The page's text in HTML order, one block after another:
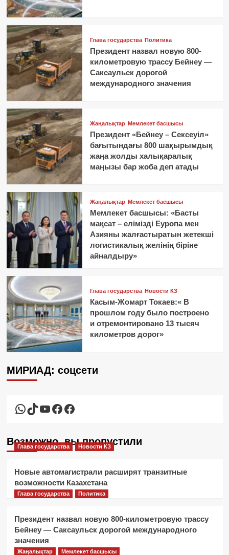
Глава государства Политика
Президент назвал новую 800-
километровую трассу Бейнеу —
Саксаульск дорогой
международного значения
Жаңалықтар Мемлекет басшысы
Президент «Бейнеу – Сексеуіл»
бағытындағы 800 шақырымдық
жаңа жолды халықаралық
маңызы бар жоба деп атады
Жаңалықтар Мемлекет басшысы
Мемлекет басшысы: «Басты
мақсат – елімізді Еуропа мен
Азияны жалғастыратын жетекші
логистикалық желінің біріне
айналдыру»
Глава государства Новости КЗ
Касым-Жомарт Токаев:« В
прошлом году было построено
и отремонтировано 13 тысяч
километров дорог»
МИРИАД: соцсети
WhatsApp
TikTok
YouTube
Facebook
Facebook
Возможно, вы пропустили
Глава государства Новости КЗ
Новые автомагистрали расширят транзитные
возможности Казахстана
Глава государства Политика
Президент назвал новую 800-километровую трассу
Бейнеу — Саксаульск дорогой международного
значения
Жаңалықтар Мемлекет басшысы